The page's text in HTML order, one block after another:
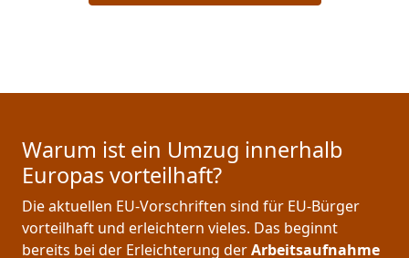
Warum ist ein Umzug innerhalb
Europas vorteilhaft?
Die aktuellen EU-Vorschriften sind für EU-Bürger
vorteilhaft und erleichtern vieles. Das beginnt
bereits bei der Erleichterung derArbeitsaufnahme